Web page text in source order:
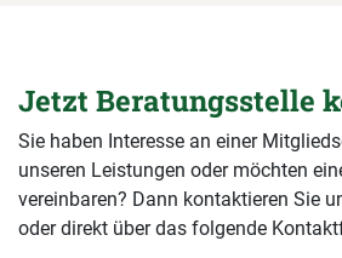
Jetzt Beratungsstelle
Sie haben Interesse an einer
unseren Leistungen oder möchten
vereinbaren? Dann kontaktieren Sie
oder direkt über das folgende